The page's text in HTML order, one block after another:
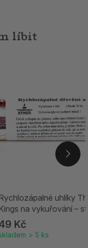
líbit
Rychlozápalné uhlíky
Kings na vykuřování –
Kč
> 5 ks